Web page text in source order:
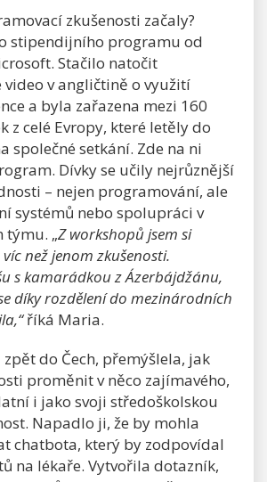
zkušenosti začaly?
stipendijního programu od
Stačilo natočit
v angličtině o využití
a byla zařazena mezi 160
z celé Evropy, které letěly do
společné setkání. Zde na ni
Dívky se učily nejrůznější
– nejen programování, ale
systémů nebo spolupráci v
týmu. „Z workshopů jsem si
než jenom zkušenosti.
s kamarádkou z Ázerbájdžánu,
díky rozdělení do mezinárodních
říká Maria.
zpět do Čech, přemýšlela, jak
proměnit v něco zajímavého,
i jako svoji středoškolskou
Napadlo ji, že by mohla
chatbota, který by zodpovídal
na lékaře. Vytvořila dotazník,